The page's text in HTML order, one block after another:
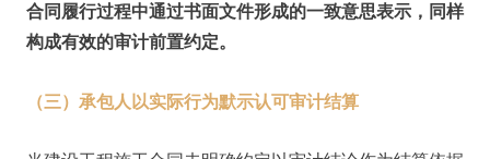
合同履行过程中通过书面文件形成的一致意思表示，同样
构成有效的审计前置约定。
（三）承包人以实际行为默示认可审计结算